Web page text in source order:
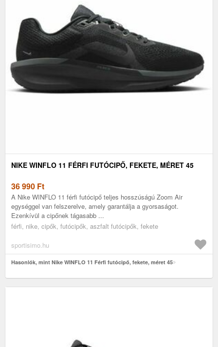
NIKE WINFLO 11 FÉRFI FUTÓCIPŐ, FEKETE, MÉRET 45
36 990 Ft
A Nike WINFLO 11 férfi futócipő teljes hosszúságú Zoom Air
egységgel van felszerelve, amely garantálja a gyorsaságot.
Ezenkívül a cipőnek tágasabb ...
férfi, nike, cipők, futócipők, aszfalt futócipők, fekete
sportisimo.hu
Hasonlók, mint Nike WINFLO 11 Férfi futócipő, fekete, méret 45